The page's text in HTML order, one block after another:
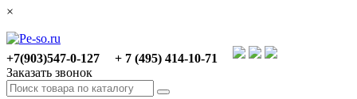
×
+7(903)547-0-127
+ 7 (495) 414-10-71
Заказать звонок